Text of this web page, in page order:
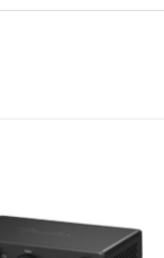
C mạnh mẽ và
hoặc iPad * với